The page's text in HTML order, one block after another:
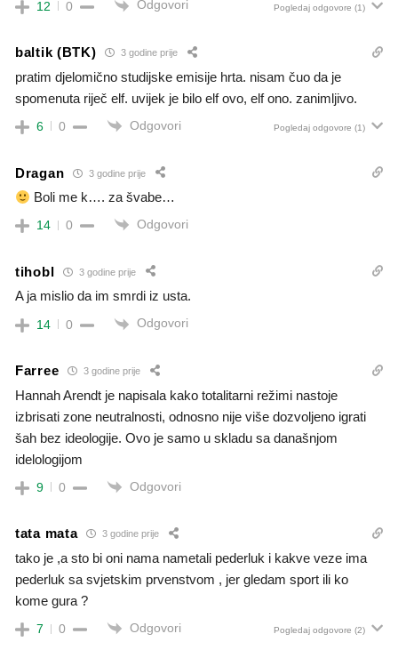
12 0 Odgovori Pogledaj odgovore (1)
baltik (BTK) 3 godine prije
pratim djelomično studijske emisije hrta. nisam čuo da je
spomenuta riječ elf. uvijek je bilo elf ovo, elf ono. zanimljivo.
6 0 Odgovori Pogledaj odgovore (1)
Dragan 3 godine prije
Boli me k…. za švabe…
14 0 Odgovori
tihobl 3 godine prije
A ja mislio da im smrdi iz usta.
14 0 Odgovori
Farree 3 godine prije
Hannah Arendt je napisala kako totalitarni režimi nastoje
izbrisati zone neutralnosti, odnosno nije više dozvoljeno igrati
šah bez ideologije. Ovo je samo u skladu sa današnjom
idelologijom
9 0 Odgovori
tata mata 3 godine prije
tako je ,a sto bi oni nama nametali pederluk i kakve veze ima
pederluk sa svjetskim prvenstvom , jer gledam sport ili ko
kome gura ?
7 0 Odgovori Pogledaj odgovore (2)